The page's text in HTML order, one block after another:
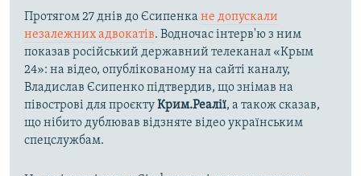
Протягом 27 днів до Єсипенка не допускали
незалежних адвокатів. Водночас інтерв'ю з ним
показав російський державний телеканал «Крым
24»: на відео, опублікованому на сайті каналу,
Владислав Єсипенко підтвердив, що знімав на
півострові для проєктуКрим.Реалії, а також сказав,
що нібито дублював відзняте відео українським
спецслужбам.